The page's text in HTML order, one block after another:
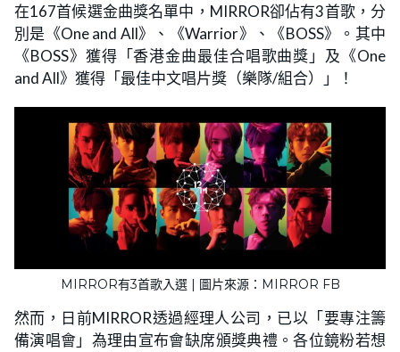
在167首候選金曲獎名單中，MIRROR卻佔有3首歌，分
別是《One and All》、《Warrior》、《BOSS》。其中
《BOSS》獲得「香港金曲最佳合唱歌曲獎」及《One
and All》獲得「最佳中文唱片獎（樂隊/組合）」！
MIRROR有3首歌入選 | 圖片來源：MIRROR FB
然而，日前MIRROR透過經理人公司，已以「要專注籌
備演唱會」為理由宣布會缺席頒獎典禮。各位鏡粉若想